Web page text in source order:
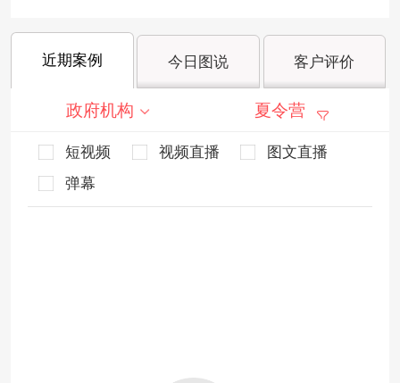
近期案例 今日图说 客户评价
政府机构 夏令营
短视频 视频直播
图文直播
弹幕